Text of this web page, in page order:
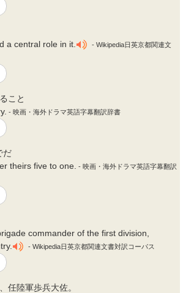
a central role in it.
- Wikipedia日英京都関連文
こと
- 映画・海外ドラマ英語字幕翻訳辞書
だ
theirs five to one. - 映画・海外ドラマ英語字幕翻訳
commander of the first division,
- Wikipedia日英京都関連文書対訳コーパス
任陸軍歩兵大佐。